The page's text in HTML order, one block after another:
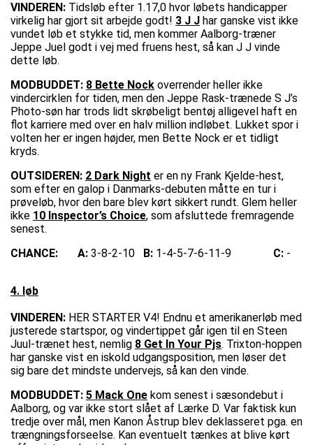
VINDEREN: Tidsløb efter 1.17,0 hvor løbets handicapper
virkelig har gjort sit arbejde godt! 3 J J har ganske vist ikke
vundet løb et stykke tid, men kommer Aalborg-træner
Jeppe Juel godt i vej med fruens hest, så kan J J vinde
dette løb.
MODBUDDET: 8 Bette Nock overrender heller ikke
vindercirklen for tiden, men den Jeppe Rask-trænede S J’s
Photo-søn har trods lidt skrøbeligt bentøj alligevel haft en
flot karriere med over en halv million indløbet. Lukket spor i
volten her er ingen højder, men Bette Nock er et tidligt
kryds.
OUTSIDEREN: 2 Dark Night er en ny Frank Kjelde-hest,
som efter en galop i Danmarks-debuten måtte en tur i
prøveløb, hvor den bare blev kørt sikkert rundt. Glem heller
ikke 10 Inspector’s Choice, som afsluttede fremragende
senest.
CHANCE:
A: 3-8-2-10 B: 1-4-5-7-6-11-9 C: -
4. løb
VINDEREN: HER STARTER V4! Endnu et amerikanerløb med
justerede startspor, og vindertippet går igen til en Steen
Juul-trænet hest, nemlig 8 Get In Your Pjs. Trixton-hoppen
har ganske vist en iskold udgangsposition, men løser det
sig bare det mindste undervejs, så kan den vinde.
MODBUDDET: 5 Mack One kom senest i sæsondebut i
Aalborg, og var ikke stort slået af Lærke D. Var faktisk kun
tredje over mål, men Kanon Åstrup blev deklasseret pga. en
trængningsforseelse. Kan eventuelt tænkes at blive kørt